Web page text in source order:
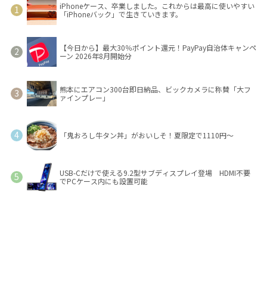
iPhoneケース、卒業しました。これからは最高に使いやすい
「iPhoneバック」で生きていきます。
【今日から】最大30％ポイント還元！PayPay自治体キャンペ
ーン 2026年8月開始分
熊本にエアコン300台即日納品、ビックカメラに称賛「大フ
ァインプレー」
「鬼おろし牛タン丼」がおいしそ！夏限定で1110円～
USB-Cだけで使える9.2型サブディスプレイ登場 HDMI不要
でPCケース内にも設置可能